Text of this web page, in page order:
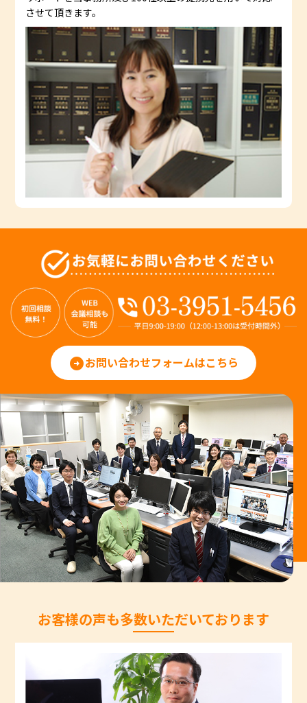
させて頂きます。
arrow_circle_rightお問い合わせフォームはこちら
お客様の声も多数いただいております